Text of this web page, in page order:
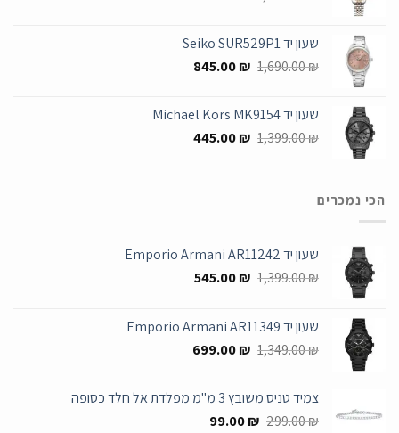
1,749.00 ₪.
990.00 ₪.
שעון יד Seiko SUR529P1
1,690.00₪
המחיר
1,690.00 ₪.
845.00₪
המחיר
845.00 ₪.
שעון יד Michael Kors MK9154
1,399.00₪
המחיר
445.00₪
המחיר
הכי נמכרים
שעון יד Emporio Armani AR11242
1,399.00₪
המחיר
1,399.00 ₪.
545.00₪
המחיר
545.00 ₪.
שעון יד Emporio Armani AR11349
1,349.00₪
המחיר
1,349.00 ₪.
699.00₪
המחיר
699.00 ₪.
צמיד טניס משובץ 3 מ"מ מפלדת אל חלד כסופה
299.00₪
המחיר
99.00₪
המחיר